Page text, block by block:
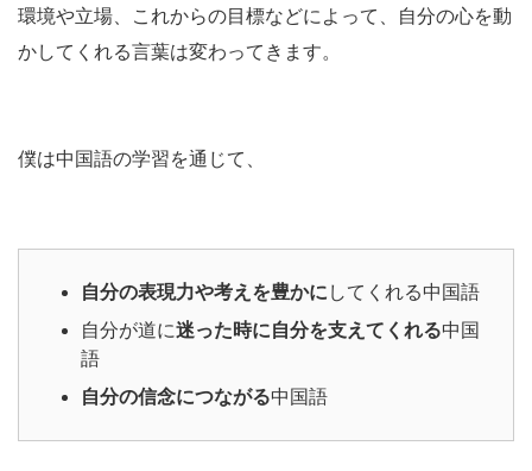
環境や立場、これからの目標などによって、自分の心を動
かしてくれる言葉は変わってきます。
僕は中国語の学習を通じて、
自分の表現力や考えを豊かに してくれる中国語
自分が道に迷った時に自分を支えてくれる中国
語
自分の信念につながる中国語